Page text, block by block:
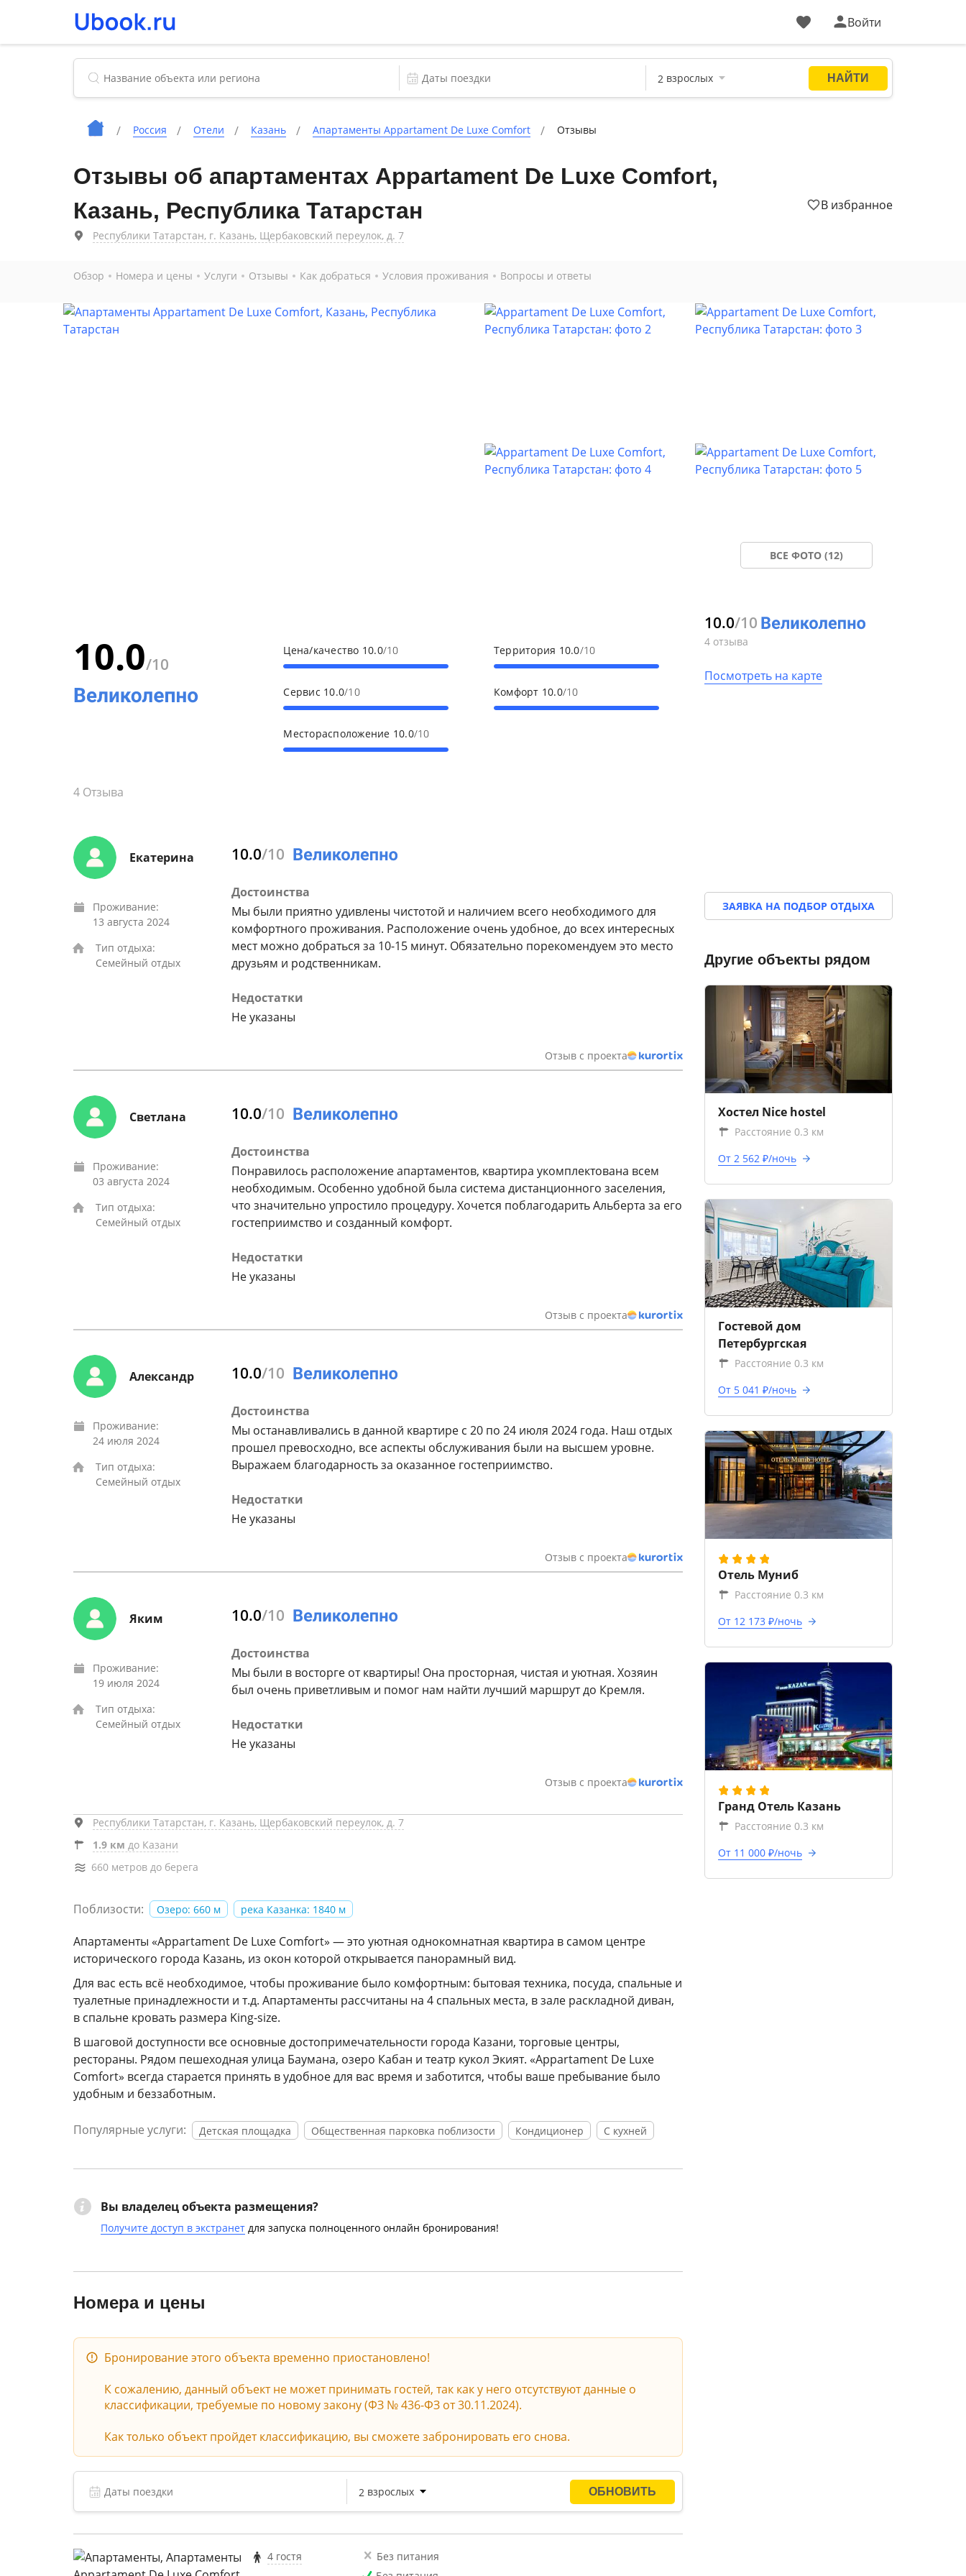
Войти
Россия Отели Казань Апартаменты Appartament De Luxe Comfort Отзывы
Отзывы об апартаментах Appartament De Luxe Comfort,
Казань, Республика Татарстан
Республики Татарстан, г. Казань, Щербаковский переулок, д. 7
В избранное
Обзор Номера и цены Услуги Отзывы Как добраться Условия проживания Вопросы и ответы
ВСЕ ФОТО (12)
10.0/10
Цена/качество 10.0/10
Сервис 10.0/10
Месторасположение 10.0/10
Территория 10.0/10
Комфорт 10.0/10
4 Отзыва
Екатерина
Проживание:
13 августа 2024
Тип отдыха:
Семейный отдых
10.0/10
Достоинства
Мы были приятно удивлены чистотой и наличием всего необходимого для
комфортного проживания. Расположение очень удобное, до всех интересных
мест можно добраться за 10-15 минут. Обязательно порекомендуем это место
друзьям и родственникам.
Недостатки
Не указаны
Отзыв с проекта
Светлана
Проживание:
03 августа 2024
Тип отдыха:
Семейный отдых
10.0/10
Достоинства
Понравилось расположение апартаментов, квартира укомплектована всем
необходимым. Особенно удобной была система дистанционного заселения,
что значительно упростило процедуру. Хочется поблагодарить Альберта за его
гостеприимство и созданный комфорт.
Недостатки
Не указаны
Отзыв с проекта
Александр
Проживание:
24 июля 2024
Тип отдыха:
Семейный отдых
10.0/10
Достоинства
Мы останавливались в данной квартире с 20 по 24 июля 2024 года. Наш отдых
прошел превосходно, все аспекты обслуживания были на высшем уровне.
Выражаем благодарность за оказанное гостеприимство.
Недостатки
Не указаны
Отзыв с проекта
Яким
Проживание:
19 июля 2024
Тип отдыха:
Семейный отдых
10.0/10
Достоинства
Мы были в восторге от квартиры! Она просторная, чистая и уютная. Хозяин
был очень приветливым и помог нам найти лучший маршрут до Кремля.
Недостатки
Не указаны
Отзыв с проекта
Республики Татарстан, г. Казань, Щербаковский переулок, д. 7
1.9 км до Казани
660 метров до берега
Поблизости: Озеро: 660 м река Казанка: 1840 м
Апартаменты «Appartament De Luxe Comfort» — это уютная однокомнатная квартира в самом центре
исторического города Казань, из окон которой открывается панорамный вид.
Для вас есть всё необходимое, чтобы проживание было комфортным: бытовая техника, посуда, спальные и
туалетные принадлежности и т.д. Апартаменты рассчитаны на 4 спальных места, в зале раскладной диван,
в спальне кровать размера King-size.
В шаговой доступности все основные достопримечательности города Казани, торговые центры,
рестораны. Рядом пешеходная улица Баумана, озеро Кабан и театр кукол Экият. «Appartament De Luxe
Comfort» всегда старается принять в удобное для вас время и заботится, чтобы ваше пребывание было
удобным и беззаботным.
Популярные услуги: Детская площадка Общественная парковка поблизости Кондиционер С кухней
Вы владелец объекта размещения?
Получите доступ в экстранет для запуска полноценного онлайн бронирования!
Номера и цены
Бронирование этого объекта временно приостановлено!
К сожалению, данный объект не может принимать гостей, так как у него отсутствуют данные о
классификации, требуемые по новому закону (ФЗ № 436-ФЗ от 30.11.2024).
Как только объект пройдет классификацию, вы сможете забронировать его снова.
4 гостя
Без питания
10.0/10
4 отзыва
Посмотреть на карте
ЗАЯВКА НА ПОДБОР ОТДЫХА
Другие объекты рядом
Хостел Nice hostel
Расстояние 0.3 км
От 2 562 ₽/ночь
Гостевой дом
Петербургская
Расстояние 0.3 км
От 5 041 ₽/ночь
Отель Муниб
Расстояние 0.3 км
От 12 173 ₽/ночь
Гранд Отель Казань
Расстояние 0.3 км
От 11 000 ₽/ночь